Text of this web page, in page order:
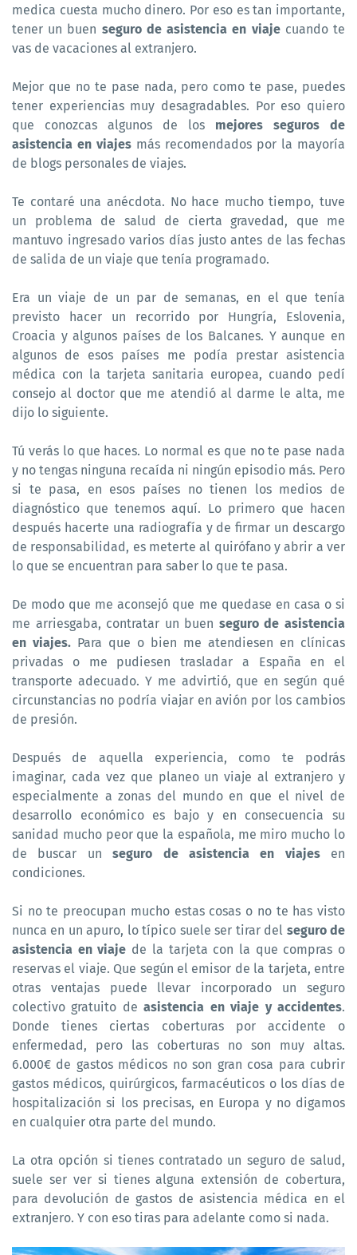
medica cuesta mucho dinero. Por eso es tan importante,
tener un buen seguro de asistencia en viajecuando te
vas de vacaciones al extranjero.
Mejor que no te pase nada, pero como te pase, puedes
tener experiencias muy desagradables. Por eso quiero
que conozcas algunos de los mejores seguros de
asistencia en viajes más recomendados por la mayoría
de blogs personales de viajes.
Te contaré una anécdota. No hace mucho tiempo, tuve
un problema de salud de cierta gravedad, que me
mantuvo ingresado varios días justo antes de las fechas
de salida de un viaje que tenía programado.
Era un viaje de un par de semanas, en el que tenía
previsto hacer un recorrido por Hungría, Eslovenia,
Croacia y algunos países de los Balcanes. Y aunque en
algunos de esos países me podía prestar asistencia
médica con la tarjeta sanitaria europea, cuando pedí
consejo al doctor que me atendió al darme le alta, me
dijo lo siguiente.
Tú verás lo que haces. Lo normal es que no te pase nada
y no tengas ninguna recaída ni ningún episodio más. Pero
si te pasa, en esos países no tienen los medios de
diagnóstico que tenemos aquí. Lo primero que hacen
después hacerte una radiografía y de firmar un descargo
de responsabilidad, es meterte al quirófano y abrir a ver
lo que se encuentran para saber lo que te pasa.
De modo que me aconsejó que me quedase en casa o si
me arriesgaba, contratar un buen seguro de asistencia
en viajes. Para que o bien me atendiesen en clínicas
privadas o me pudiesen trasladar a España en el
transporte adecuado. Y me advirtió, que en según qué
circunstancias no podría viajar en avión por los cambios
de presión.
Después de aquella experiencia, como te podrás
imaginar, cada vez que planeo un viaje al extranjero y
especialmente a zonas del mundo en que el nivel de
desarrollo económico es bajo y en consecuencia su
sanidad mucho peor que la española, me miro mucho lo
de buscar unseguro de asistencia en viajesen
condiciones.
Si no te preocupan mucho estas cosas o no te has visto
nunca en un apuro, lo típico suele ser tirar del seguro de
asistencia en viaje de la tarjeta con la que compras o
reservas el viaje. Que según el emisor de la tarjeta, entre
otras ventajas puede llevar incorporado un seguro
colectivo gratuito deasistencia en viaje y accidentes.
Donde tienes ciertas coberturas por accidente o
enfermedad, pero las coberturas no son muy altas.
6.000€ de gastos médicos no son gran cosa para cubrir
gastos médicos, quirúrgicos, farmacéuticos o los días de
hospitalización si los precisas, en Europa y no digamos
en cualquier otra parte del mundo.
La otra opción si tienes contratado un seguro de salud,
suele ser ver si tienes alguna extensión de cobertura,
para devolución de gastos de asistencia médica en el
extranjero. Y con eso tiras para adelante como si nada.